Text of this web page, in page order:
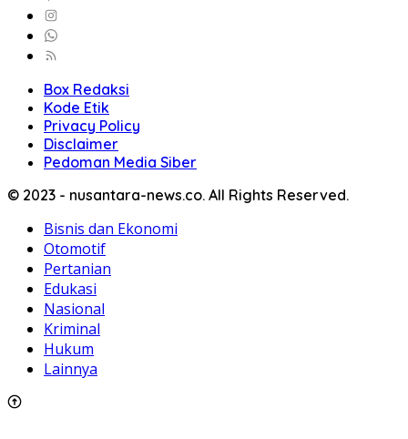
Box Redaksi
Kode Etik
Privacy Policy
Disclaimer
Pedoman Media Siber
© 2023 - nusantara-news.co. All Rights Reserved.
Bisnis dan Ekonomi
Otomotif
Pertanian
Edukasi
Nasional
Kriminal
Hukum
Lainnya